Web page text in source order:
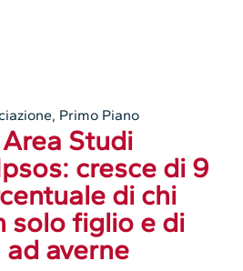
, Primo Piano
Studi
cresce di 9
di chi
solo figlio e di
averne